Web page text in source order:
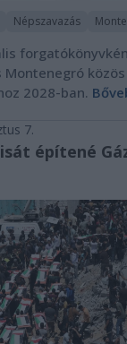
Népszavazás
Montenegró
2028-ban.
7.
építené